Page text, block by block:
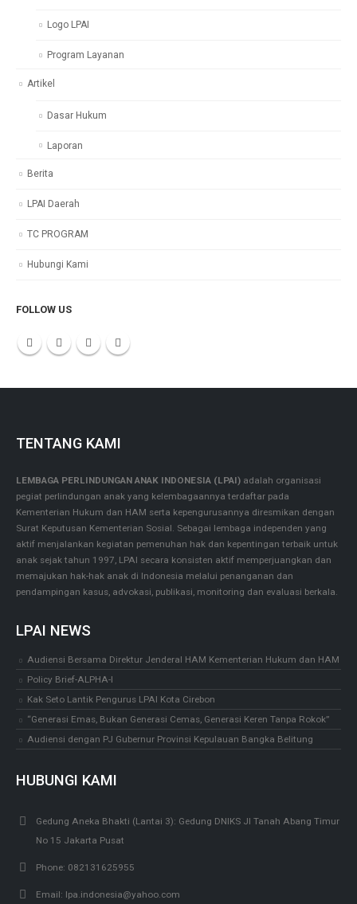
Logo LPAI
Program Layanan
Artikel
Dasar Hukum
Laporan
Berita
LPAI Daerah
TC PROGRAM
Hubungi Kami
FOLLOW US
TENTANG KAMI
LEMBAGA PERLINDUNGAN ANAK INDONESIA (LPAI) adalah organisasi
pegiat perlindungan anak yang kelembagaannya terdaftar pada
Kementerian Hukum dan HAM serta kepengurusannya diresmikan dengan
Surat Keputusan Kementerian Sosial. Sebagai lembaga independen yang
aktif menjalankan kegiatan pemenuhan hak dan kepentingan terbaik untuk
anak sejak tahun 1997, LPAI secara konsisten aktif memperjuangkan dan
memajukan hak-hak anak di Indonesia melalui penanganan dan
pendampingan kasus, advokasi, publikasi, monitoring dan evaluasi berkala.
LPAI NEWS
Audiensi Bersama Direktur Jenderal HAM Kementerian Hukum dan HAM
Policy Brief-ALPHA-I
Kak Seto Lantik Pengurus LPAI Kota Cirebon
“Generasi Emas, Bukan Generasi Cemas, Generasi Keren Tanpa Rokok”
Audiensi dengan PJ Gubernur Provinsi Kepulauan Bangka Belitung
HUBUNGI KAMI
Gedung Aneka Bhakti (Lantai 3): Gedung DNIKS Jl Tanah Abang Timur
No 15 Jakarta Pusat
Phone: 082131625955
Email: lpa.indonesia@yahoo.com